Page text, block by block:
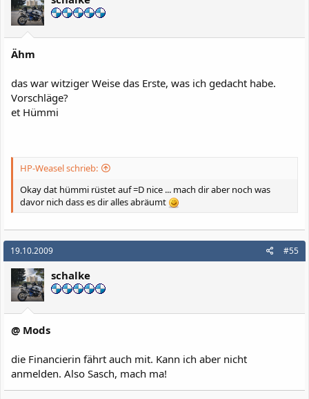
Ähm
das war witziger Weise das Erste, was ich gedacht habe.
Vorschläge?
et Hümmi
HP-Weasel schrieb:
Okay dat hümmi rüstet auf =D nice ... mach dir aber noch was
davor nich dass es dir alles abräumt
19.10.2009 #55
schalke
@ Mods
die Financierin fährt auch mit. Kann ich aber nicht
anmelden. Also Sasch, mach ma!